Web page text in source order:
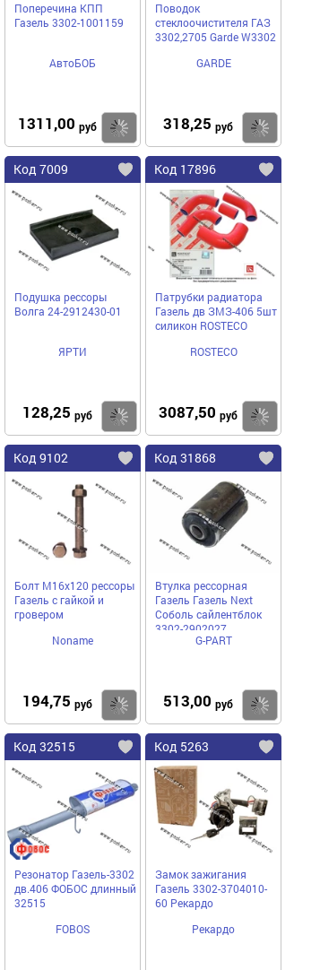
Поперечина КПП
Газель 3302-1001159
АвтоБОБ
1311,00 руб Купить
Поводок
стеклоочистителя ГАЗ
3302,2705 Garde W3302
GARDE
318,25 руб
Код 7009
Подушка рессоры
Волга 24-2912430-01
ЯРТИ
128,25 руб Купить
Код 17896
Патрубки радиатора
Газель дв ЗМЗ-406 5шт
силикон ROSTECO
ROSTECO
3087,50 руб
Код 9102
Болт М16х120 рессоры
Газель с гайкой и
гровером
Noname
194,75 руб Купить
Код 31868
Втулка рессорная
Газель Газель Next
Соболь сайлентблок
3302-2902027
G-PART
513,00 руб
Код 32515
Резонатор Газель-3302
дв.406 ФОБОС длинный
32515
FOBOS
Код 5263
Замок зажигания
Газель 3302-3704010-
60 Рекардо
Рекардо